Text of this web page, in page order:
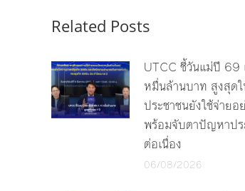
Related Posts
UTCC ชี้วันแม่ปี 69
หมื่นล้านบาท สูงสุด
ประชาชนยังใช้จ่ายอ
พร้อมจับตาปัญหาปร
ต่อเนื่อง
06/08/2026